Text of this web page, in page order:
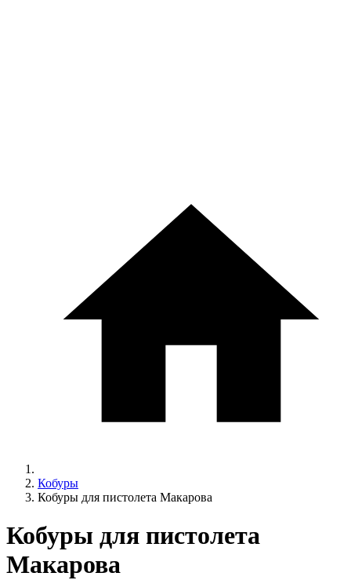
Кобуры
Кобуры для пистолета Макарова
Кобуры для пистолета
Макарова